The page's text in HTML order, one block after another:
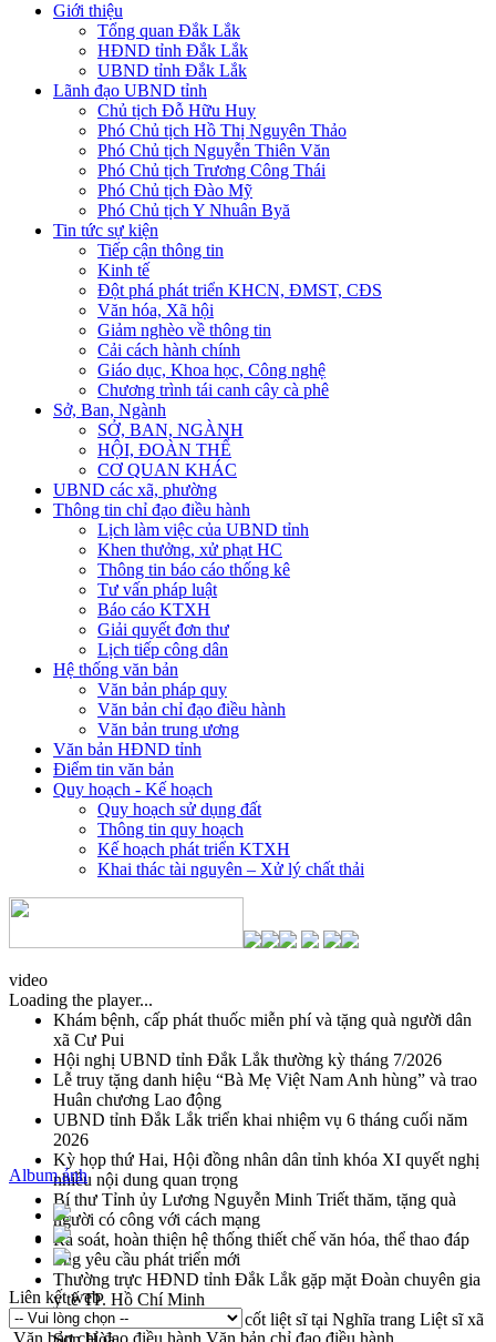
Giới thiệu
Tổng quan Đắk Lắk
HĐND tỉnh Đắk Lắk
UBND tỉnh Đắk Lắk
Lãnh đạo UBND tỉnh
Chủ tịch Đỗ Hữu Huy
Phó Chủ tịch Hồ Thị Nguyên Thảo
Phó Chủ tịch Nguyễn Thiên Văn
Phó Chủ tịch Trương Công Thái
Phó Chủ tịch Đào Mỹ
Phó Chủ tịch Y Nhuân Byă
Tin tức sự kiện
Tiếp cận thông tin
Kinh tế
Đột phá phát triển KHCN, ĐMST, CĐS
Văn hóa, Xã hội
Giảm nghèo về thông tin
Cải cách hành chính
Giáo dục, Khoa học, Công nghệ
Chương trình tái canh cây cà phê
Sở, Ban, Ngành
SỞ, BAN, NGÀNH
HỘI, ĐOÀN THỂ
CƠ QUAN KHÁC
UBND các xã, phường
Thông tin chỉ đạo điều hành
Lịch làm việc của UBND tỉnh
Khen thưởng, xử phạt HC
Thông tin báo cáo thống kê
Tư vấn pháp luật
Báo cáo KTXH
Giải quyết đơn thư
Lịch tiếp công dân
Hệ thống văn bản
Văn bản pháp quy
Văn bản chỉ đạo điều hành
Văn bản trung ương
Văn bản HĐND tỉnh
Điểm tin văn bản
Quy hoạch - Kế hoạch
Quy hoạch sử dụng đất
Thông tin quy hoạch
Kế hoạch phát triển KTXH
Khai thác tài nguyên – Xử lý chất thải
video
Loading the player...
Khám bệnh, cấp phát thuốc miễn phí và tặng quà người dân
xã Cư Pui
Hội nghị UBND tỉnh Đắk Lắk thường kỳ tháng 7/2026
Lễ truy tặng danh hiệu “Bà Mẹ Việt Nam Anh hùng” và trao
Huân chương Lao động
UBND tỉnh Đắk Lắk triển khai nhiệm vụ 6 tháng cuối năm
2026
Kỳ họp thứ Hai, Hội đồng nhân dân tỉnh khóa XI quyết nghị
nhiều nội dung quan trọng
Bí thư Tỉnh ủy Lương Nguyễn Minh Triết thăm, tặng quà
người có công với cách mạng
Rà soát, hoàn thiện hệ thống thiết chế văn hóa, thể thao đáp
ứng yêu cầu phát triển mới
Thường trực HĐND tỉnh Đắk Lắk gặp mặt Đoàn chuyên gia
y tế TP. Hồ Chí Minh
Lễ truy điệu và an táng hài cốt liệt sĩ tại Nghĩa trang Liệt sĩ xã
Album ảnh
Liên kết web